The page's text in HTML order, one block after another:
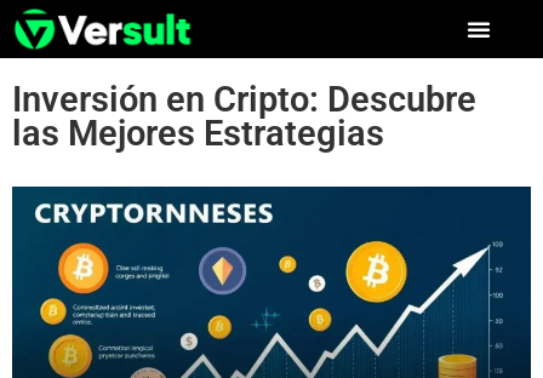
Inversión en Cripto: Descubre
las Mejores Estrategias